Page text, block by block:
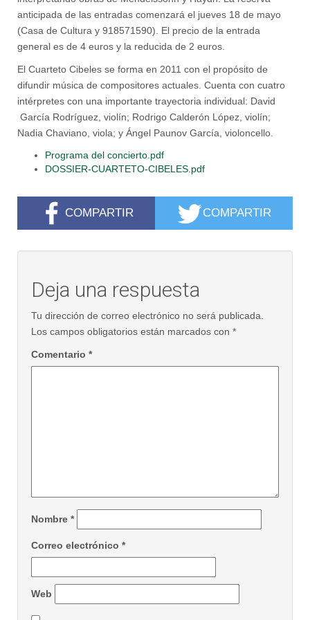
anticipada de las entradas comenzará el jueves 18 de mayo
(Casa de Cultura y 918571590). El precio de la entrada
general es de 4 euros y la reducida de 2 euros.
El Cuarteto Cibeles se forma en 2011 con el propósito de
difundir música de compositores actuales. Cuenta con cuatro
intérpretes con una importante trayectoria individual: David
García Rodríguez, violín; Rodrigo Calderón López, violín;
Nadia Chaviano, viola; y Ángel Paunov García, violoncello.
Programa del concierto.pdf
DOSSIER-CUARTETO-CIBELES.pdf
COMPARTIR COMPARTIR
Deja una respuesta
Tu dirección de correo electrónico no será publicada.
Los campos obligatorios están marcados con *
Comentario *
Nombre *
Correo electrónico *
Web